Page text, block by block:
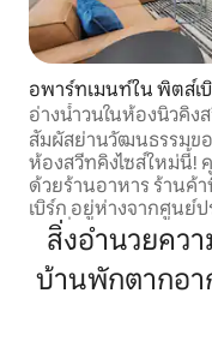
อพาร์ทเมนท์ใน พิตส์เ
อ่างน้ำวนในห้องนิวคิง
ตริกต์
สัมผัสย่านวัฒนธรรมข
ห้องสวีทคิงไซส์ใหม่นี้!
ด้วยร้านอาหาร ร้าน
เบิร์ก อยู่ห่างจากศูนย์ป
และอื่น ๆ อีกมากมาย
สบายและความสะดว
ใครเทียบได้ - เตียงคิงไซส์ - อ่างน้ำวน/ฝักบัว
อาบน้ำ - ห้องครัวและ
อุปกรณ์ครบครัน - เดิน
การาจภายใน 5 นาที -
สิ่งอำนวยคว
บ้านพักตากอา